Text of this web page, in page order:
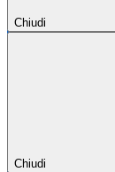
Chiudi
Chiudi